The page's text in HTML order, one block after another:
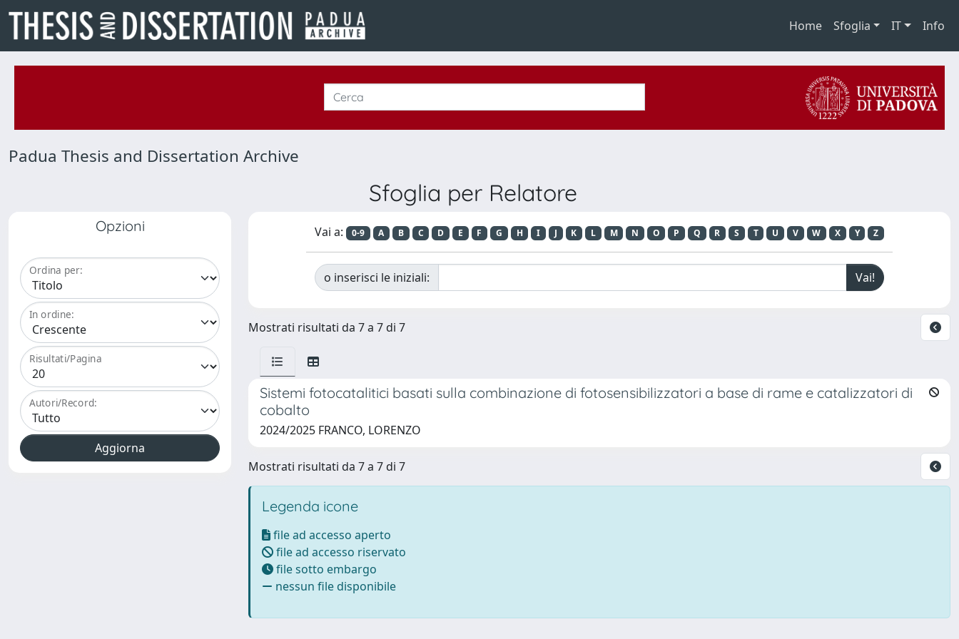
Home Sfoglia IT Info
Padua Thesis and Dissertation Archive
Sfoglia per Relatore
Opzioni
Ordina per:
In ordine:
Risultati/Pagina
Autori/Record:
Vai a: 0-9 A B C D E F G H I J K L M N O P Q R S T U V W X Y Z
o inserisci le iniziali:
Mostrati risultati da 7 a 7 di 7
Sistemi fotocatalitici basati sulla combinazione di fotosensibilizzatori a base di rame e catalizzatori di
cobalto
2024/2025 FRANCO, LORENZO
Mostrati risultati da 7 a 7 di 7
Legenda icone
file ad accesso aperto
file ad accesso riservato
file sotto embargo
nessun file disponibile